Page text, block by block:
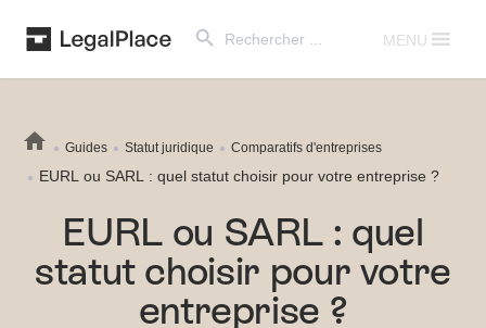
for:
MENU
Guides Statut juridique Comparatifs d'entreprises
EURL ou SARL : quel statut choisir pour votre entreprise ?
EURL ou SARL : quel
statut choisir pour votre
entreprise ?